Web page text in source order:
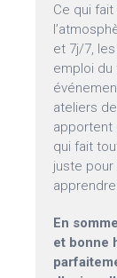
Ce qui
et 7j/7,
emploi
ateliers
apportent
qui fait
juste pour
apprendre
En
et bonne